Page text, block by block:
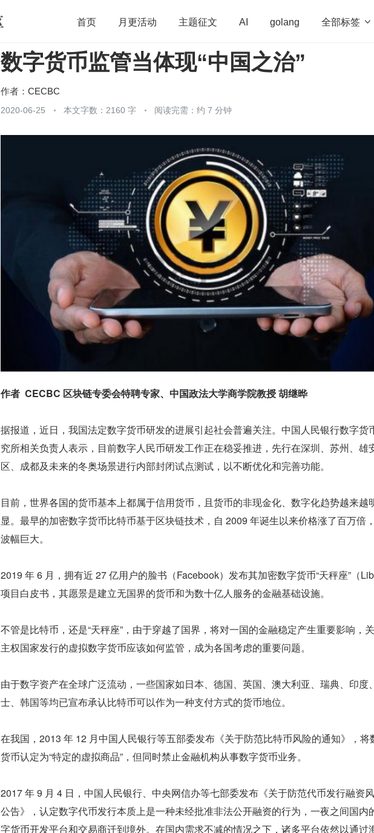
首页 月更活动 主题征文 AI golang 全部标签 
开源 架构 OpenHarmony 算法 学习方法 Web3.0
数字货币监管当体现“中国之治”
作者： CECBC
2020-06-25 本文字数：2160 字 阅读完需：约 7 分钟
作者  CECBC 区块链专委会特聘专家、中国政法大学商学院教授 胡继晔
据报道，近日，我国法定数字货币研发的进展引起社会普遍关注。中国人民银行数字货
究所相关负责人表示，目前数字人民币研发工作正在稳妥推进，先行在深圳、苏州、雄
区、成都及未来的冬奥场景进行内部封闭试点测试，以不断优化和完善功能。
目前，世界各国的货币基本上都属于信用货币，且货币的非现金化、数字化趋势越来越
显。最早的加密数字货币比特币基于区块链技术，自 2009 年诞生以来价格涨了百万倍
波幅巨大。
2019 年 6 月，拥有近 27 亿用户的脸书（Facebook）发布其加密数字货币“天秤座”（
项目白皮书，其愿景是建立无国界的货币和为数十亿人服务的金融基础设施。
不管是比特币，还是“天秤座”，由于穿越了国界，将对一国的金融稳定产生重要影响，
主权国家发行的虚拟数字货币应该如何监管，成为各国考虑的重要问题。
由于数字资产在全球广泛流动，一些国家如日本、德国、英国、澳大利亚、瑞典、印度
士、韩国等均已宣布承认比特币可以作为一种支付方式的货币地位。
在我国，2013 年 12 月中国人民银行等五部委发布《关于防范比特币风险的通知》，将
货币认定为“特定的虚拟商品”，但同时禁止金融机构从事数字货币业务。
2017 年 9 月 4 日，中国人民银行、中央网信办等七部委发布《关于防范代币发行融资
公告》，认定数字代币发行本质上是一种未经批准非法公开融资的行为，一夜之间国内
字货币开发平台和交易商迁到境外。在国内需求不减的情况之下，诸多平台依然以通过